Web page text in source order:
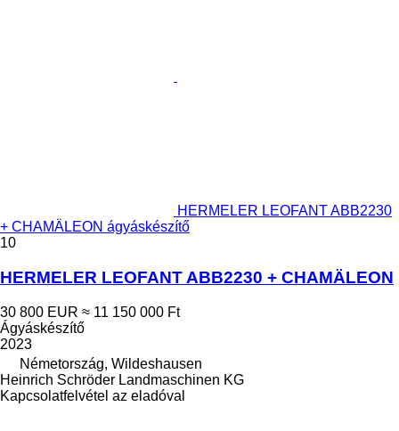
HERMELER LEOFANT ABB2230
+ CHAMÄLEON ágyáskészítő
10
HERMELER LEOFANT ABB2230 + CHAMÄLEON
30 800 EUR ≈ 11 150 000 Ft
Ágyáskészítő
2023
Németország, Wildeshausen
Heinrich Schröder Landmaschinen KG
Kapcsolatfelvétel az eladóval